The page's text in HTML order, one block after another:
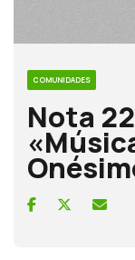
COMUNIDADES
Nota